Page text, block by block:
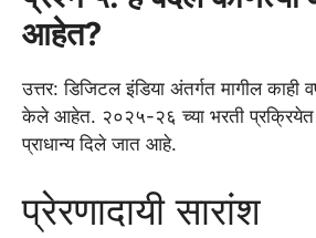
आहेत?
उत्तर: डिजिटल इंडिया अंतर्गत मागील काही
केले आहेत. २०२५-२६ च्या भरती प्रक्रियेत
प्राधान्य दिले जात आहे.
प्रेरणादायी सारांश